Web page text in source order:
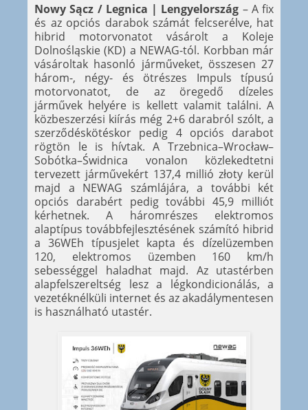
Nowy Sącz / Legnica | Lengyelország – A fix
és az opciós darabok számát felcserélve, hat
hibrid motorvonatot vásárolt a Koleje
Dolnośląskie (KD) a NEWAG-tól. Korbban már
vásároltak hasonló járműveket, összesen 27
három-, négy- és ötrészes Impuls típusú
motorvonatot, de az öregedő dízeles
járművek helyére is kellett valamit találni. A
közbeszerzési kiírás még 2+6 darabról szólt, a
szerződéskötéskor pedig 4 opciós darabot
rögtön le is hívtak. A Trzebnica–Wrocław–
Sobótka–Świdnica vonalon közlekedtetni
tervezett járművekért 137,4 millió złoty kerül
majd a NEWAG számlájára, a további két
opciós darabért pedig további 45,9 milliót
kérhetnek. A háromrészes elektromos
alaptípus továbbfejlesztésének számító hibrid
a 36WEh típusjelet kapta és dízelüzemben
120, elektromos üzemben 160 km/h
sebességgel haladhat majd. Az utastérben
alapfelszereltség lesz a légkondicionálás, a
vezetéknélküli internet és az akadálymentesen
is használható utastér.